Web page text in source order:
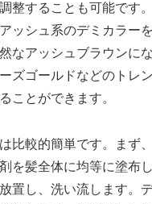
整することも可能です
ッシュ系のデミカラー
なアッシュブラウンに
ズゴールドなどのトレ
ことができます。
比較的簡単です。まず
を髪全体に均等に塗布
置し、洗い流します。